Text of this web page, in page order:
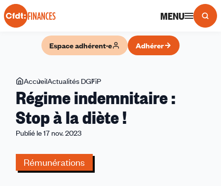
Panneau de gestion des cookies
FINANCES MENU
Espace adhérent·e Adhérer
Vous
êtes
ici
AccueilActualités DGFiP
indemnitaire
:
Stop
Régime indemnitaire :
Stop à la diète !
Publié le 17 nov. 2023
Rémunérations